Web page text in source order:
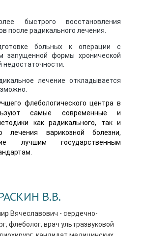
быстрого восстановления
после радикального лечения.
больных к операции с
запущенной формы хронической
недостаточности.
лечение откладывается
флебологического центра в
самые современные и
как радикального, так и
лечения варикозной болезни,
лучшим государственным
В.В.